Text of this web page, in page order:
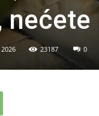
23187 0